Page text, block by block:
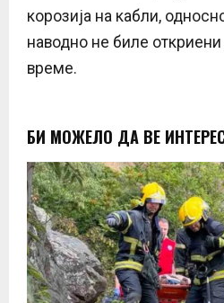
корозија на кабли,
наводно не биле
време.
БИ МОЖЕЛО ДА ВЕ